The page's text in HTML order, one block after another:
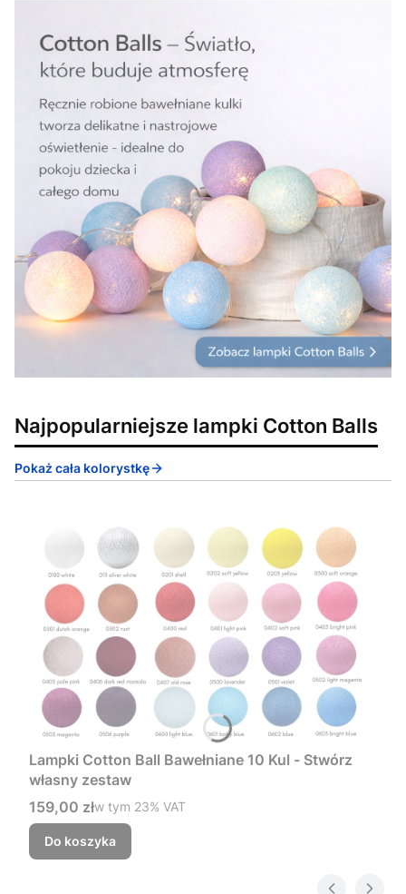
Najpopularniejsze lampki Cotton Balls
Pokaż cała kolorystkę
Lampki Cotton Ball Bawełniane 10 Kul - Stwórz
własny zestaw
Cena brutto
159,00 złw tym %s VAT
w tym 23% VAT
Do koszyka